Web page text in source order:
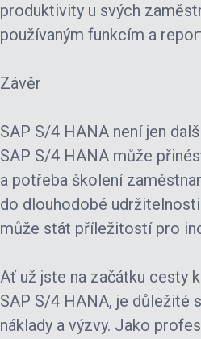
produktivity u svých
používaným funkcím a
Závěr
SAP S/4 HANA není jen
SAP S/4 HANA může
a potřeba školení
do dlouhodobé
může stát příležitostí pro
Ať už jste na začátku cesty
SAP S/4 HANA, je důležité
náklady a výzvy. Jako